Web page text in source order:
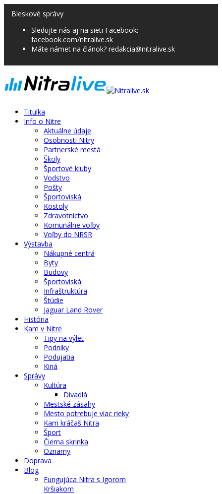
Bleskové správy
Sledujte nás aj na sieti Facebook:
facebook.com/nitralive.sk
Máte námet na článok? redakcia@nitralive.sk
Titulka
Info o Nitre
Aktuálne údaje
Osobnosti Nitry
Partnerské mestá
Školy
Športové kluby
Vodstvo
Pošty
Športoviská
Kostoly
Zdravotníctvo
Komunálne voľby
Voľby do NRSR
Výstavba
Nákupné centrá
Byty
Budovy
Športoviská
Infraštruktúra
Štúdie
Jaguar Land Rover
História
Kam v Nitre
Tipy na výlet
Podniky
Podujatia
Kiná
Správy
Kultúra
Divadlá
Mestské zásahy
Mesto potrebuje viac rieky
Kam kráčaš Nitra
Šport
Čierna skrinka
Oznamy
Doprava
Blog
Fungujúca Nitra s Igorom
Kršiakom